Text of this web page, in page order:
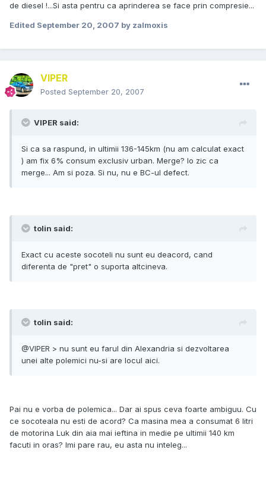
de diesel !...Si asta pentru ca aprinderea se face prin compresie...
Edited September 20, 2007 by zalmoxis
VIPER
Posted September 20, 2007
VIPER said:
Si ca sa raspund, in ultimii 136-145km (nu am calculat exact
) am fix 6% consum exclusiv urban. Merge? Io zic ca
merge... Am si poza. Si nu, nu e BC-ul defect.
tolin said:
Exact cu aceste socoteli nu sunt eu deacord, cand
diferenta de "pret" o suporta altcineva.
tolin said:
@VIPER > nu sunt eu farul din Alexandria si dezvoltarea
unei alte polemici nu-si are locul aici.
Pai nu e vorba de polemica... Dar ai spus ceva foarte ambiguu. Cu
ce socoteala nu esti de acord? Ca masina mea a consumat 6 litri
de motorina Luk din aia mai ieftina in medie pe ultimii 140 km
facuti in oras? Imi pare rau, eu asta nu inteleg...